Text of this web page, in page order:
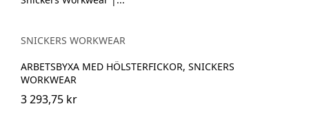
SNICKERS WORKWEAR
ARBETSBYXA MED HÖLSTERFICKOR, SNICKERS
WORKWEAR
3 293,75 kr